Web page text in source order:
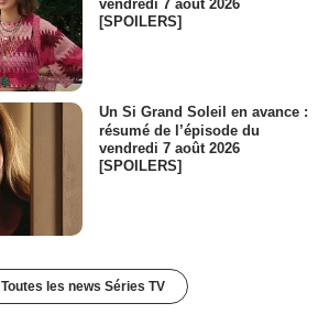
vendredi 7 août 2026
[SPOILERS]
Un Si Grand Soleil en avance :
résumé de l’épisode du
vendredi 7 août 2026
[SPOILERS]
Toutes les news Séries TV